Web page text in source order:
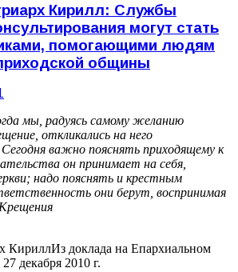
Кирилл: Службы
могут стать
помогающими людям
общины
мы, радуясь самому желанию
откликались на него
важно пояснять приходящему к
он принимает на себя,
надо пояснять и крестным
они берут, воспринимая
КириллИз доклада на Епархиальном
декабря 2010 г.